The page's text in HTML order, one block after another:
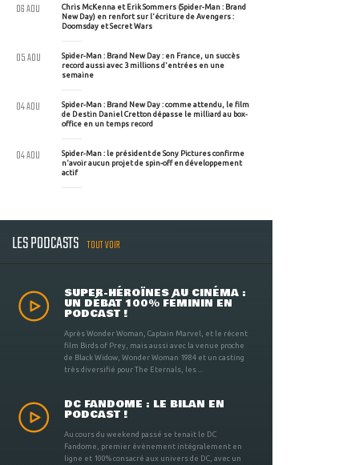
Chris McKenna et Erik Sommers (Spider-Man : Brand
New Day) en renfort sur l'écriture de Avengers :
Doomsday et Secret Wars
06 AOU
Spider-Man : Brand New Day : en France, un succès
record aussi avec 3 millions d'entrées en une
semaine
05 AOU
Spider-Man : Brand New Day : comme attendu, le film
de Destin Daniel Cretton dépasse le milliard au box-
office en un temps record
04 AOU
Spider-Man : le président de Sony Pictures confirme
n'avoir aucun projet de spin-off en développement
actif
04 AOU
LES PODCASTS TOUT VOIR
SUPER-HÉROÏNES AU CINÉMA :
UN DÉBAT 100% FÉMININ EN
PODCAST !
Après Wonder Woman, Captain Marvel, et le récent
film Birds of Prey, mais aussi avec la venue proche
de Black Widow, Wonder Woman 1984 et un casting
très diversifié pour The Eternals, les ...
DC FANDOME : LE BILAN EN
PODCAST !
Au cours du weekend passé se tenait le DC
Fandome, premier évènement intégralement en
ligne et 100% consacré aux univers de DC, avec un